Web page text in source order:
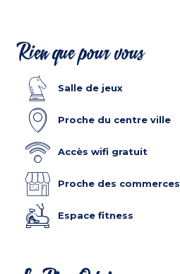
Rien que pour vous
Salle de jeux
Proche du centre ville
Accès wifi gratuit
Proche des commerces
Espace fitness